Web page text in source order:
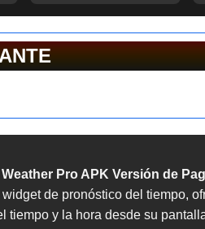
Pro APK Versión de
de pronóstico del tiempo,
tiempo y la hora desde su